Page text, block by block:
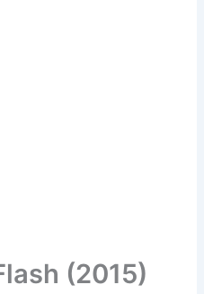
(2015)